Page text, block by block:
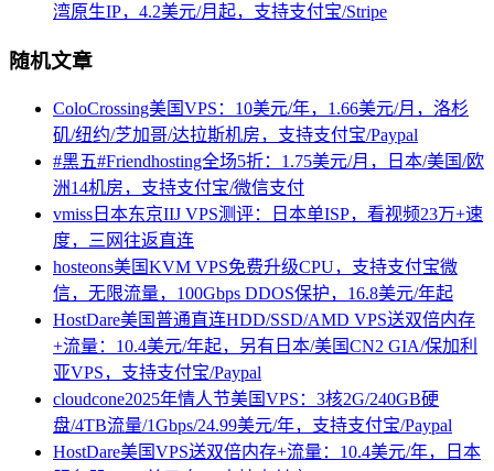
湾原生IP，4.2美元/月起，支持支付宝/Stripe
随机文章
ColoCrossing美国VPS：10美元/年，1.66美元/月，洛杉
矶/纽约/芝加哥/达拉斯机房，支持支付宝/Paypal
#黑五#Friendhosting全场5折：1.75美元/月，日本/美国/欧
洲14机房，支持支付宝/微信支付
vmiss日本东京IIJ VPS测评：日本单ISP，看视频23万+速
度，三网往返直连
hosteons美国KVM VPS免费升级CPU，支持支付宝微
信，无限流量，100Gbps DDOS保护，16.8美元/年起
HostDare美国普通直连HDD/SSD/AMD VPS送双倍内存
+流量：10.4美元/年起，另有日本/美国CN2 GIA/保加利
亚VPS，支持支付宝/Paypal
cloudcone2025年情人节美国VPS：3核2G/240GB硬
盘/4TB流量/1Gbps/24.99美元/年，支持支付宝/Paypal
HostDare美国VPS送双倍内存+流量：10.4美元/年，日本